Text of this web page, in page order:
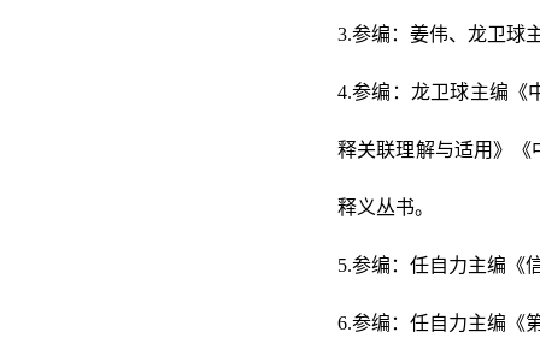
3.参编：姜伟、龙卫球
4.参编：龙卫球主编《
释关联理解与适用》《
释义丛书。
5.参编：任自力主编《
6.参编：任自力主编《